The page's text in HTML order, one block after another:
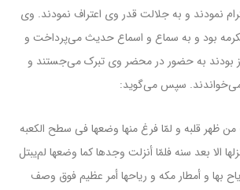
نمودند و به جلالت قدر وی اعتراف نمودند. وی
بود و به سماع و اسماع حدیث می‌پرداخت و
بودند به حضور در محضر وی تبرک می‌جستند و
می‌خواندند. سپس می‌گوید:
ظهر قلبه و لمّا فرغ منها وضعها فی سطح الکعبه
الا بعد سنه فلمّا أنزلت وجدها کما وضعها لم‌یبتل
بها و أمطار مکه و ریاحها أمر عظیم فوق وصف